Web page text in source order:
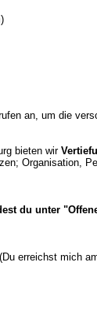
an, um die
bieten wir
Organisation,
du unter
erreichst mich